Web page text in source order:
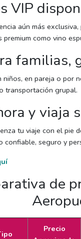
VIP
aún más
como vino
familias,
niños, en pareja o por
transportación grupal.
y viaja
tu viaje con el pie
confiable, seguro y
de
Precio